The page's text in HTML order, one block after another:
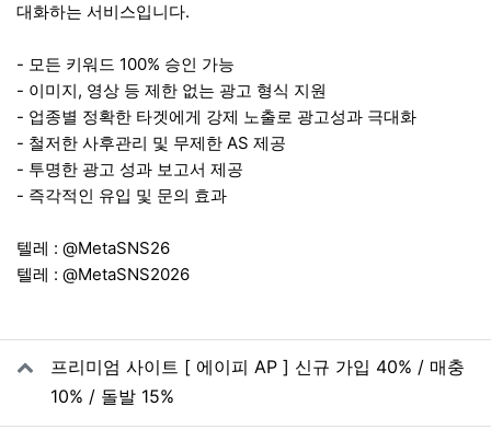
대화하는 서비스입니다.
- 모든 키워드 100% 승인 가능
- 이미지, 영상 등 제한 없는 광고 형식 지원
- 업종별 정확한 타겟에게 강제 노출로 광고성과 극대화
- 철저한 사후관리 및 무제한 AS 제공
- 투명한 광고 성과 보고서 제공
- 즉각적인 유입 및 문의 효과
텔레 : @MetaSNS26
텔레 : @MetaSNS2026
관련자료
프리미엄 사이트 [ 에이피 AP ] 신규 가입 40% / 매충
10% / 돌발 15%